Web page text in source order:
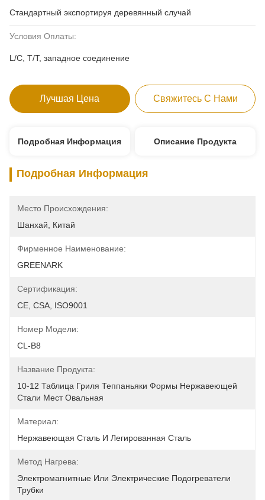
Стандартный экспортируя деревянный случай
Условия Оплаты:
L/C, T/T, западное соединение
Лучшая Цена Свяжитесь С Нами
Подробная Информация Описание Продукта
Подробная Информация
Место Происхождения:
Шанхай, Китай
Фирменное Наименование:
GREENARK
Сертификация:
CE, CSA, ISO9001
Номер Модели:
CL-B8
Название Продукта:
10-12 Таблица Гриля Теппаньяки Формы Нержавеющей
Стали Мест Овальная
Материал:
Нержавеющая Сталь И Легированная Сталь
Метод Нагрева:
Электромагнитные Или Электрические Подогреватели
Трубки